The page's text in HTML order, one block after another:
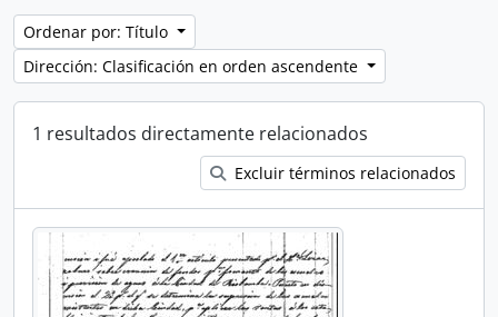
Ordenar por: Título
Dirección: Clasificación en orden ascendente
1 resultados directamente relacionados
Excluir términos relacionados